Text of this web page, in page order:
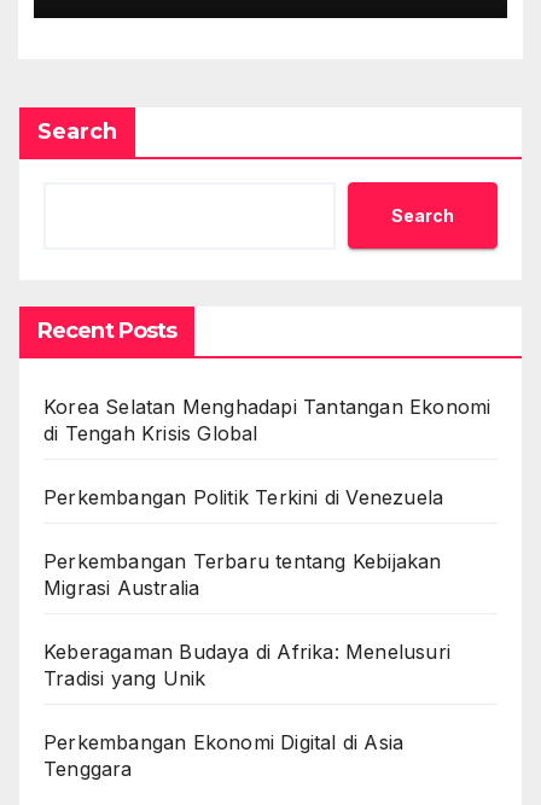
Search
Search
Recent Posts
Korea Selatan Menghadapi Tantangan Ekonomi
di Tengah Krisis Global
Perkembangan Politik Terkini di Venezuela
Perkembangan Terbaru tentang Kebijakan
Migrasi Australia
Keberagaman Budaya di Afrika: Menelusuri
Tradisi yang Unik
Perkembangan Ekonomi Digital di Asia
Tenggara